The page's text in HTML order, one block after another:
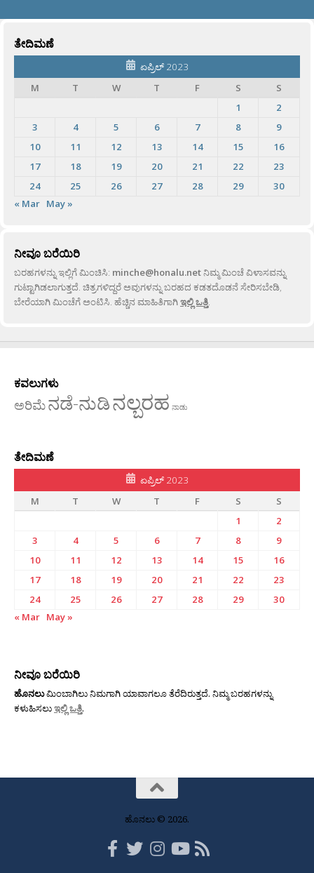
ತೇದಿಮಣೆ
ಏಪ್ರಿಲ್ 2023
M
T W T F S
S
1
2
3
4 5 6 7 8
9
10
11 12 13 14 15
16
17
18 19 20 21 22
23
24
25 26 27 28 29
30
« Mar May »
ನೀವೂ ಬರೆಯಿರಿ
ಬರಹಗಳನ್ನು ಇಲ್ಲಿಗೆ ಮಿಂಚಿಸಿ: minche@honalu.netನಿಮ್ಮ ಮಿಂಚೆ ವಿಳಾಸವನ್ನು
ಗುಟ್ಟಾಗಿಡಲಾಗುತ್ತದೆ. ಚಿತ್ರಗಳಿದ್ದರೆ ಅವುಗಳನ್ನು ಬರಹದ ಕಡತದೊಡನೆ ಸೇರಿಸಬೇಡಿ,
ಬೇರೆಯಾಗಿ ಮಿಂಚೆಗೆ ಅಂಟಿಸಿ. ಹೆಚ್ಚಿನ ಮಾಹಿತಿಗಾಗಿಇಲ್ಲಿ ಒತ್ತಿ.
ಕವಲುಗಳು
ಅರಿಮೆನಡೆ-ನುಡಿನಲ್ಬರಹ ನಾಡು
ತೇದಿಮಣೆ
ಏಪ್ರಿಲ್ 2023
M
T W T F S
S
1
2
3
4 5 6 7 8
9
10
11 12 13 14 15
16
17
18 19 20 21 22
23
24
25 26 27 28 29
30
« Mar May »
ನೀವೂ ಬರೆಯಿರಿ
ಹೊನಲುಮಿಂಬಾಗಿಲು ನಿಮಗಾಗಿ ಯಾವಾಗಲೂ ತೆರೆದಿರುತ್ತದೆ. ನಿಮ್ಮ ಬರಹಗಳನ್ನು
ಕಳುಹಿಸಲುಇಲ್ಲಿ ಒತ್ತಿ.
ಹೊನಲು © 2026.